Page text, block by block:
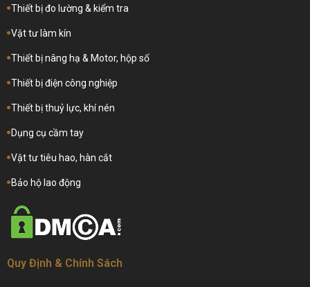
Thiết bị đo lường & kiểm tra
Vật tư làm kín
Thiết bị nâng hạ & Motor, hộp số
Thiết bị điện công nghiệp
Thiết bị thuỷ lực, khí nén
Dụng cụ cầm tay
Vật tư tiêu hao, hàn cắt
Bảo hộ lao động
Quy Định & Chính Sách